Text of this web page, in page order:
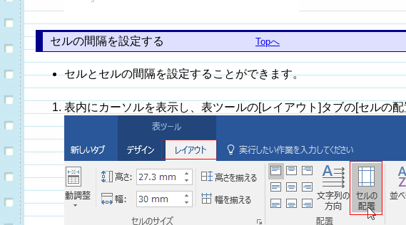
セルの間隔を設定する Topへ
セルとセルの間隔を設定することができます。
表内にカーソルを表示し、表ツールの[レイアウト]タブの[セルの配